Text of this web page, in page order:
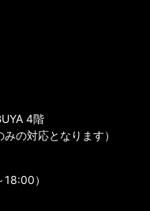
4階
みの対応となります）
18:00）